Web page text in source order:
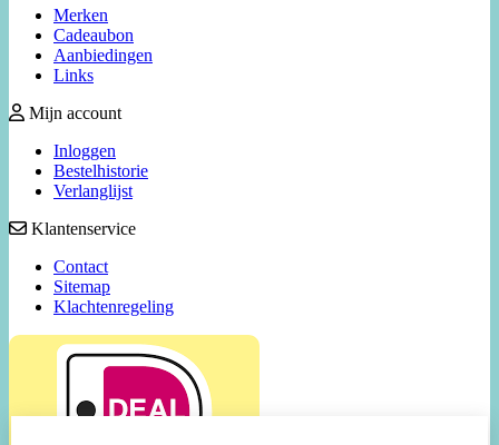
Merken
Cadeaubon
Aanbiedingen
Links
Mijn account
Inloggen
Bestelhistorie
Verlanglijst
Klantenservice
Contact
Sitemap
Klachtenregeling